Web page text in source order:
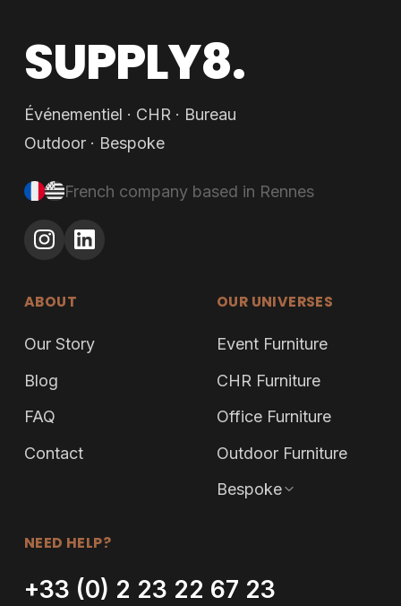
SUPPLY8.
Événementiel · CHR · Bureau
Outdoor · Bespoke
French company based in Rennes
ABOUT
Our Story
Blog
FAQ
Contact
OUR UNIVERSES
Event Furniture
CHR Furniture
Office Furniture
Outdoor Furniture
Bespoke
NEED HELP?
+33 (0) 2 23 22 67 23